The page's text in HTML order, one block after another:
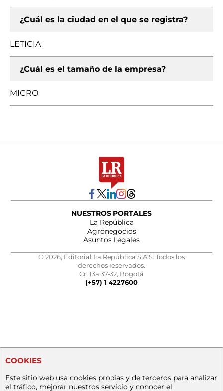
¿Cuál es la ciudad en el que se registra?
LETICIA
¿Cuál es el tamaño de la empresa?
MICRO
NUESTROS PORTALES
La República
Agronegocios
Asuntos Legales
© 2026, Editorial La República S.A.S. Todos los
derechos reservados.
Cr. 13a 37-32, Bogotá
(+57) 1 4227600
COOKIES
Este sitio web usa cookies propias y de terceros para analizar
el tráfico, mejorar nuestros servicio y conocer el